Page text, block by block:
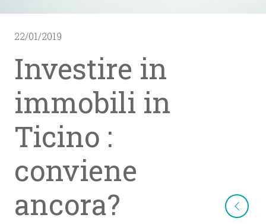
22/01/2019
Investire in
immobili in
Ticino :
conviene
ancora?